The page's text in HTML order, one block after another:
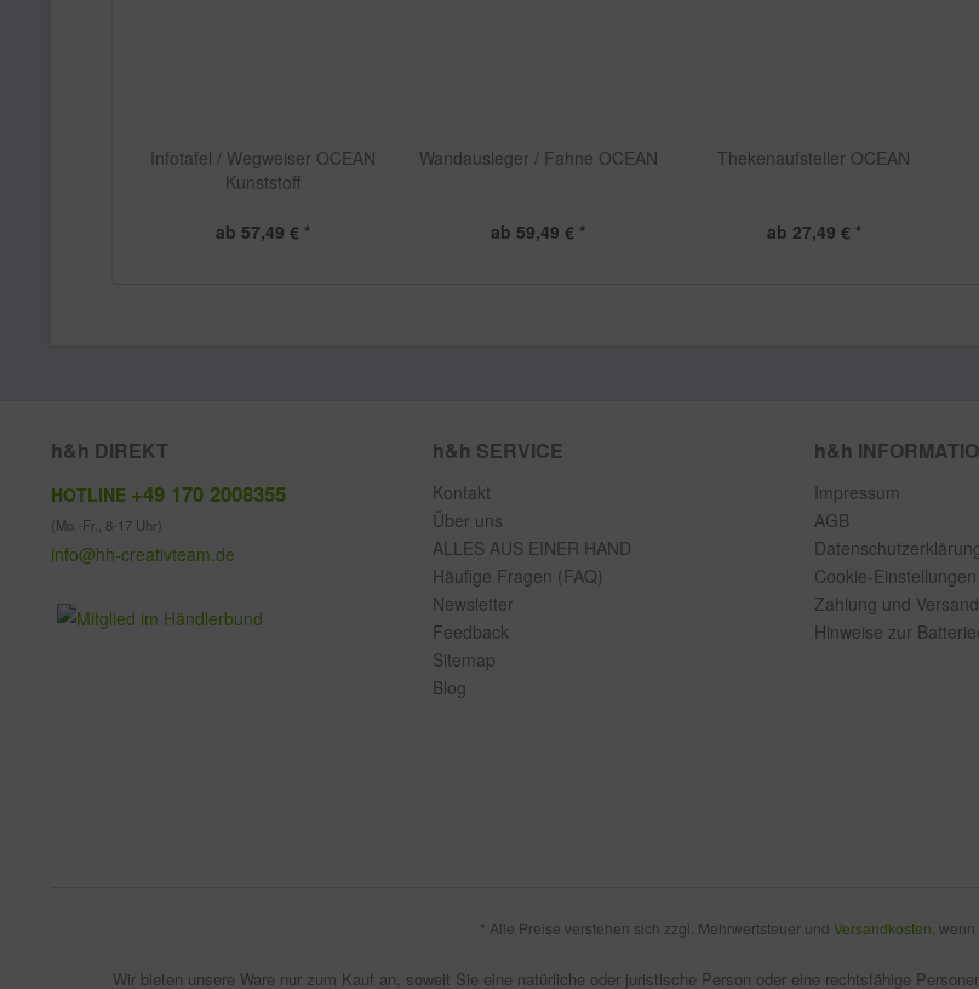
Infotafel / Wegweiser OCEAN
Kunststoff
ab 57,49 € *
Wandausleger / Fahne OCEAN
ab 59,49 € *
Thekenaufsteller OCEAN
ab 27,49 € *
h&h DIREKT
HOTLINE +49 170 2008355
(Mo.-Fr., 8-17 Uhr)
info@hh-creativteam.de
h&h SERVICE
Kontakt
Über uns
ALLES AUS EINER HAND
Häufige Fragen (FAQ)
Newsletter
Feedback
Sitemap
Blog
h&h
Impressum
AGB
Cookie-Einstellungen
Zahlung und Versand
Hinweise zur
* Alle Preise verstehen sich zzgl. Mehrwertsteuer und Versandkosten ,
Wir bieten unsere Ware nur zum Kauf an, soweit Sie eine natürliche oder juristische Person oder eine rechtsfähige